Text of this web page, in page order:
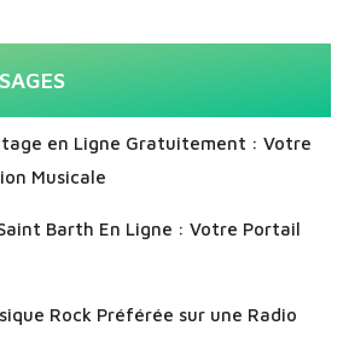
en Ligne Gratuitement : Votre
Musicale
Barth En Ligne : Votre Portail
Rock Préférée sur une Radio